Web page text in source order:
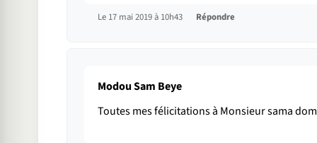
Le 17 mai 2019 à 10h43 Répondre
Modou Sam Beye
Toutes mes félicitations à Monsieur sama